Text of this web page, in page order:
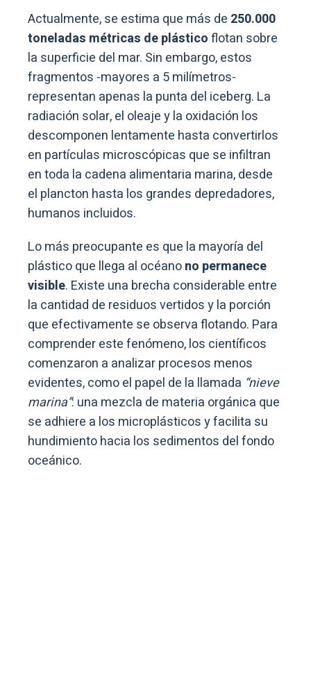
Actualmente, se estima que más de 250.000
toneladas métricas de plásticoflotan sobre
la superficie del mar. Sin embargo, estos
fragmentos -mayores a 5 milímetros-
representan apenas la punta del iceberg. La
radiación solar, el oleaje y la oxidación los
descomponen lentamente hasta convertirlos
en partículas microscópicas que se infiltran
en toda la cadena alimentaria marina, desde
el plancton hasta los grandes depredadores,
humanos incluidos.
Lo más preocupante es que la mayoría del
plástico que llega al océanono permanece
visible. Existe una brecha considerable entre
la cantidad de residuos vertidos y la porción
que efectivamente se observa flotando. Para
comprender este fenómeno, los científicos
comenzaron a analizar procesos menos
evidentes, como el papel de la llamada “nieve
marina”: una mezcla de materia orgánica que
se adhiere a los microplásticos y facilita su
hundimiento hacia los sedimentos del fondo
oceánico.